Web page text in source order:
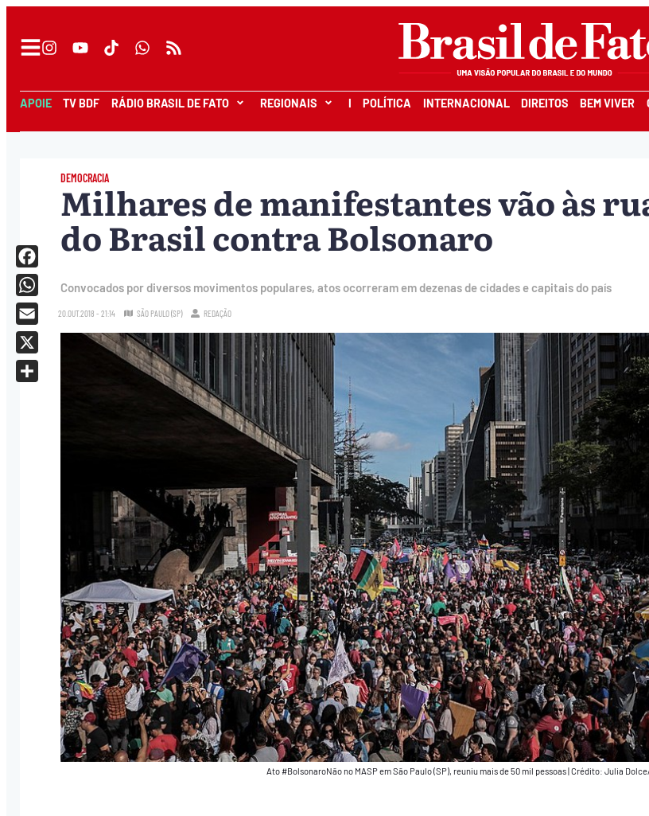
APOIE TV BDF RÁDIO BRASIL DE FATO REGIONAIS I POLÍTICA INTERNACIONAL DIREITOS BEM VIVER
DEMOCRACIA
Milhares de manifestantes vão às
do Brasil contra Bolsonaro
Convocados por diversos movimentos populares, atos ocorreram em dezenas de cidades e capitais do país
20.OUT.2018 - 21:14 SÃO PAULO (SP) REDAÇÃO
Ato #BolsonaroNão no MASP em São Paulo (SP), reuniu mais de 50 mil pessoas|Crédito: Julia
Facebook
WhatsApp
Email
X